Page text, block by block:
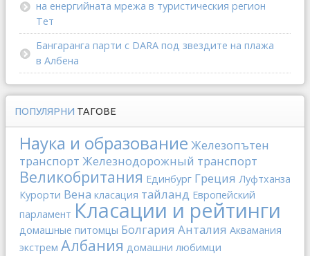
на енергийната мрежа в туристическия регион
Тет
Бангаранга парти с DARA под звездите на плажа
в Албена
ПОПУЛЯРНИ ТАГОВЕ
Наука и образование Железопътен
транспорт Железнодорожный транспорт
Великобритания Единбург Греция Луфтханза
Курорти Вена класация тайланд Европейский
парламент Класации и рейтинги
домашные питомцы Болгария Анталия Аквамания
экстрем Албания домашни любимци